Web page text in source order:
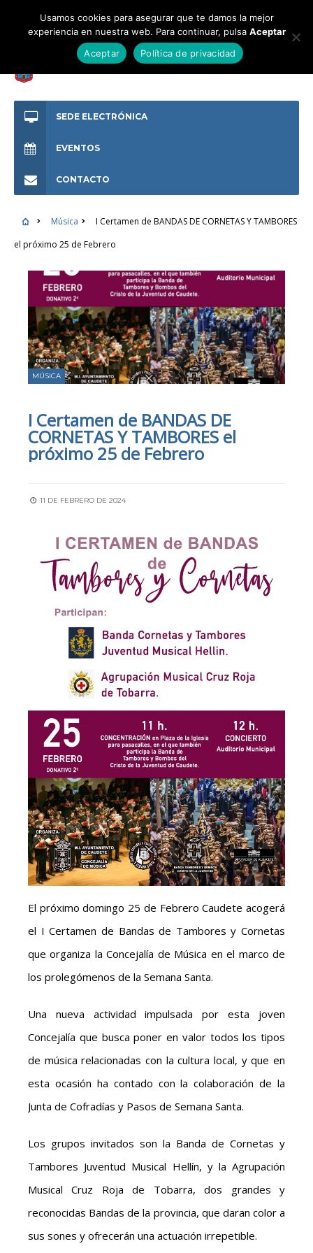
SEDE ELECTRÓNICA
EVENTOS
CONTACTO
Música
I Certamen de BANDAS DE CORNETAS Y TAMBORES
el próximo 25 de Febrero
MÚSICA
I Certamen de BANDAS DE
CORNETAS Y TAMBORES el
próximo 25 de Febrero
11 DE FEBRERO DE 2024
El próximo domingo 25 de Febrero Caudete acogerá
el I Certamen de Bandas de Tambores y Cornetas
que organiza la Concejalía de Música en el marco de
los prolegómenos de la Semana Santa.
Una nueva actividad impulsada por esta joven
Concejalía que busca poner en valor todos los tipos
de música relacionadas con la cultura local, y que en
esta ocasión ha contado con la colaboración de la
Junta de Cofradías y Pasos de Semana Santa.
Los grupos invitados son la Banda de Cornetas y
Tambores Juventud Musical Hellín, y la Agrupación
Musical Cruz Roja de Tobarra, dos grandes y
reconocidas Bandas de la provincia, que daran color a
sus sones y ofrecerán una actuación irrepetible.
Usamos cookies para asegurar que te damos la mejor
experiencia en nuestra web. Para continuar, pulsa Aceptar
Aceptar
Política de privacidad